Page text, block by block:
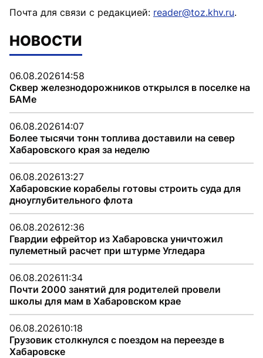
Почта для связи с редакцией: reader@toz.khv.ru.
НОВОСТИ
06.08.202614:58
Сквер железнодорожников открылся в поселке на
БАМе
06.08.202614:07
Более тысячи тонн топлива доставили на север
Хабаровского края за неделю
06.08.202613:27
Хабаровские корабелы готовы строить суда для
дноуглубительного флота
06.08.202612:36
Гвардии ефрейтор из Хабаровска уничтожил
пулеметный расчет при штурме Угледара
06.08.202611:34
Почти 2000 занятий для родителей провели
школы для мам в Хабаровском крае
06.08.202610:18
Грузовик столкнулся с поездом на переезде в
Хабаровске